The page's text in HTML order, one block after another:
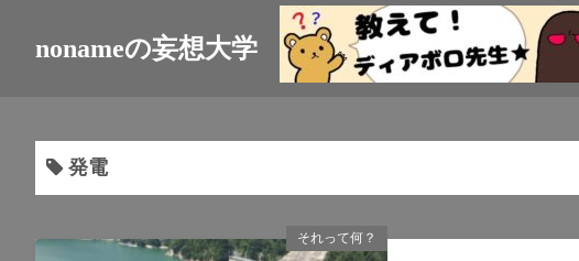
nonameの妄想大学
発電
それって何？